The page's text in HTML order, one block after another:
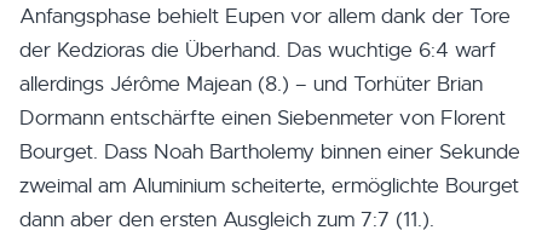
Anfangsphase behielt Eupen vor allem dank der Tore
der Kedzioras die Überhand. Das wuchtige 6:4 warf
allerdings Jérôme Majean (8.) – und Torhüter Brian
Dormann entschärfte einen Siebenmeter von Florent
Bourget. Dass Noah Bartholemy binnen einer Sekunde
zweimal am Aluminium scheiterte, ermöglichte Bourget
dann aber den ersten Ausgleich zum 7:7 (11.).